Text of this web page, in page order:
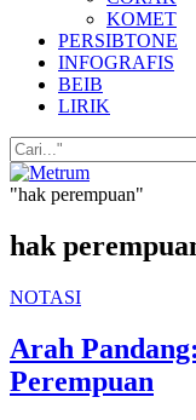
KOMET
PERSIBTONE
INFOGRAFIS
BEIB
LIRIK
"hak perempuan"
hak
NOTASI
Arah
Perempuan